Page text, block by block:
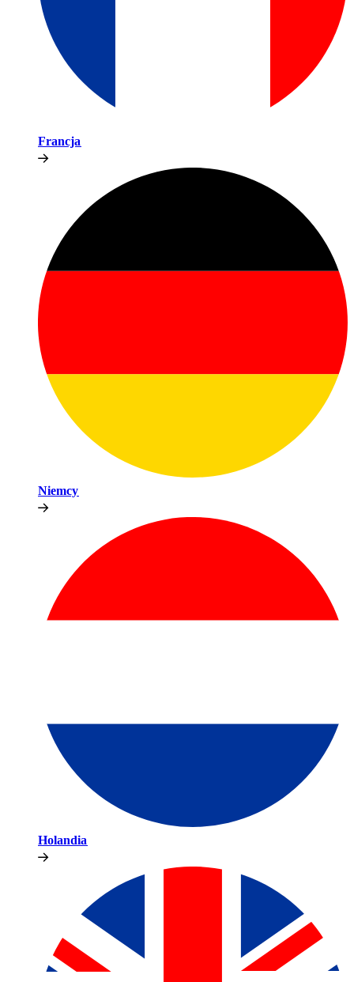
Francja​​
Niemcy​​
Holandia​​